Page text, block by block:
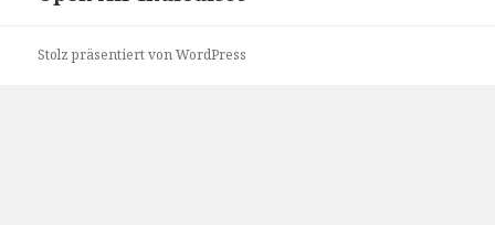
Stolz präsentiert von WordPress